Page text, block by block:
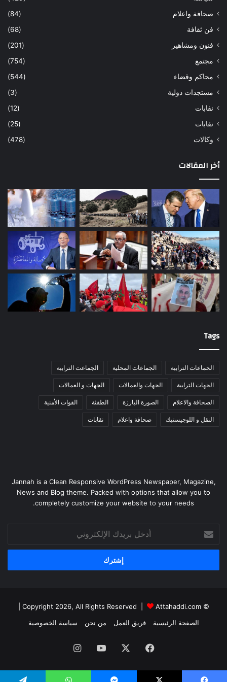
صحافة واعلام
(84)
فن ثقافة
(68)
فنون ومشاهير
(201)
مجتمع
(754)
محاكم وقضاء
(544)
مستجدات دولية
(3)
نفابات
(12)
نقابات
(25)
وكالات
(478)
أخر المقالات
Tags
الجماعات الترابية الجماعات المحلية الجماعت الترابية
الجهات الترابية الجهات والعمالات الجهات و العمالات
الصحافة والاعلام الصورة البارزة الطقثة القوات الأمنية
النقل و اللوجيستيك صحافة واعلام نقابات
Jannah is a Clean Responsive WordPress Newspaper, Magazine,
News and Blog theme. Packed with options that allow you to
completely customize your website to your needs.
أدخل
بريدك
الإلكتروني
© Copyright 2026, All Rights Reserved |
Attahaddi.com
الصفحة الرئيسية
فريق العمل من نحن سياسة الخصوصية
فيسبوك يوتيوب